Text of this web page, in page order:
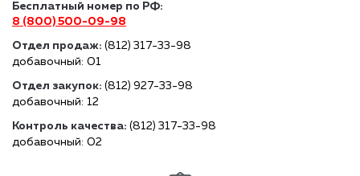
Бесплатный номер по РФ:
8 (800) 500-09-98
Отдел продаж: (812) 317-33-98
добавочный: 01
Отдел закупок: (812) 927-33-98
добавочный: 12
Контроль качества: (812) 317-33-98
добавочный: 02